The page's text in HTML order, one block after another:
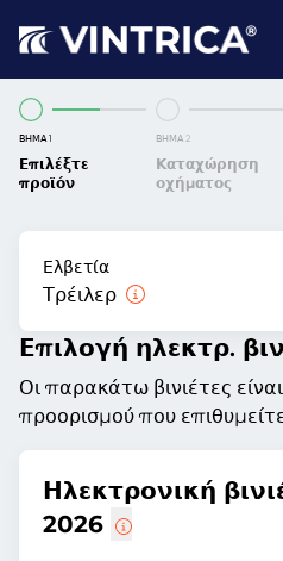
ΒΉΜΑ 1
Επιλέξτε
προϊόν
ΒΉΜΑ 2
Καταχώρηση
οχήματος
Ελβετία
Τρέιλερ
Επιλογή ηλεκτρ.
Οι παρακάτω βινιέτες
προορισμού που
Ηλεκτρονική
2026